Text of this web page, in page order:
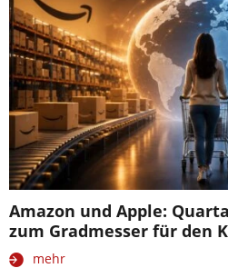
Amazon und Apple:
zum Gradmesser für den
mehr